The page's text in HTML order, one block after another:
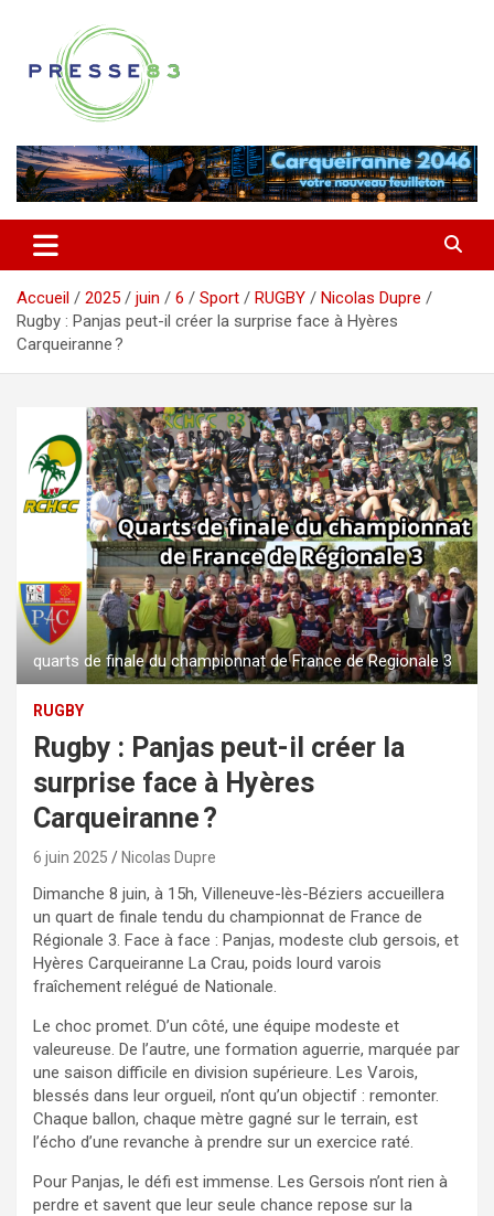
contenu
Presse 83
Accueil 2025 juin 6 Sport RUGBY
Nicolas Dupre
Rugby : Panjas peut-il créer la surprise face à Hyères
Carqueiranne ?
quarts de finale du championnat de France de Regionale 3
RUGBY
Rugby : Panjas peut-il créer la
surprise face à Hyères
Carqueiranne ?
6 juin 2025 Nicolas Dupre
Dimanche 8 juin, à 15h, Villeneuve-lès-Béziers accueillera
un quart de finale tendu du championnat de France de
Régionale 3. Face à face : Panjas, modeste club gersois, et
Hyères Carqueiranne La Crau, poids lourd varois
fraîchement relégué de Nationale.
Le choc promet. D’un côté, une équipe modeste et
valeureuse. De l’autre, une formation aguerrie, marquée par
une saison difficile en division supérieure. Les Varois,
blessés dans leur orgueil, n’ont qu’un objectif : remonter.
Chaque ballon, chaque mètre gagné sur le terrain, est
l’écho d’une revanche à prendre sur un exercice raté.
Pour Panjas, le défi est immense. Les Gersois n’ont rien à
perdre et savent que leur seule chance repose sur la